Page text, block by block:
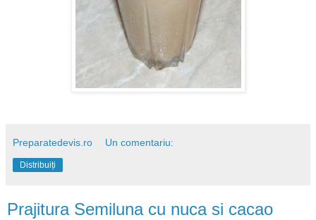
Preparatedevis.ro Un comentariu:
Distribuiți
Prajitura Semiluna cu nuca si cacao